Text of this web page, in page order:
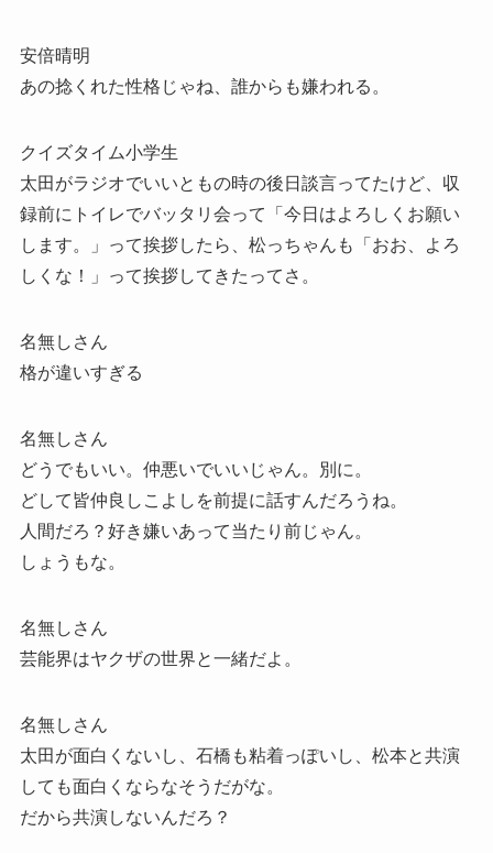
安倍晴明
あの捻くれた性格じゃね、誰からも嫌われる。
クイズタイム小学生
太田がラジオでいいともの時の後日談言ってたけど、収
録前にトイレでバッタリ会って「今日はよろしくお願い
します。」って挨拶したら、松っちゃんも「おお、よろ
しくな！」って挨拶してきたってさ。
名無しさん
格が違いすぎる
名無しさん
どうでもいい。仲悪いでいいじゃん。別に。
どして皆仲良しこよしを前提に話すんだろうね。
人間だろ？好き嫌いあって当たり前じゃん。
しょうもな。
名無しさん
芸能界はヤクザの世界と一緒だよ。
名無しさん
太田が面白くないし、石橋も粘着っぽいし、松本と共演
しても面白くならなそうだがな。
だから共演しないんだろ？